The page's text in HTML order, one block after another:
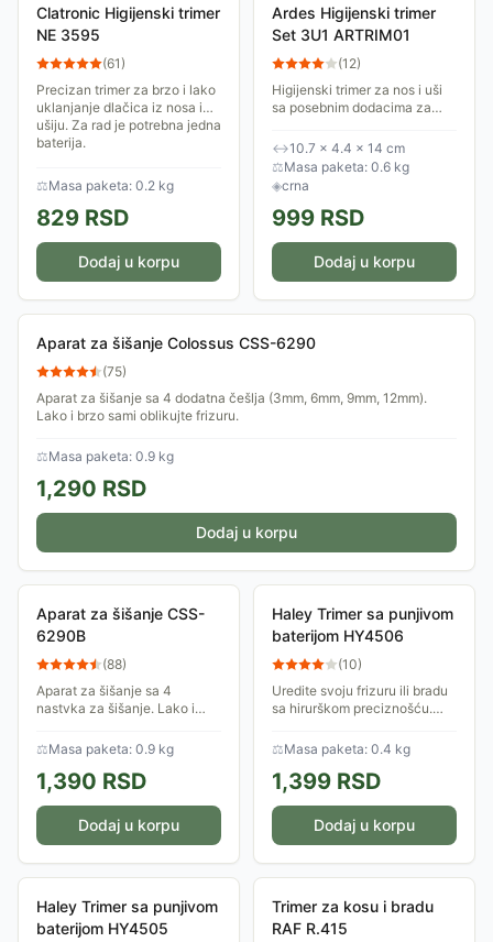
Clatronic Higijenski trimer
NE 3595
(61)
Precizan trimer za brzo i lako
uklanjanje dlačica iz nosa i
ušiju. Za rad je potrebna jedna
baterija.
⚖Masa paketa: 0.2 kg
829 RSD
Dodaj u korpu
Ardes Higijenski trimer
Set 3U1 ARTRIM01
(12)
Higijenski trimer za nos i uši
sa posebnim dodacima za
lepo i uredno složeni na
stalku koji dolazi uz proizvod.
Tu je...
↔10.7 × 4.4 × 14 cm
⚖Masa paketa: 0.6 kg
◈crna
999 RSD
Dodaj u korpu
Aparat za šišanje Colossus CSS-6290
(75)
Aparat za šišanje sa 4 dodatna češlja (3mm, 6mm, 9mm, 12mm).
Lako i brzo sami oblikujte frizuru.
⚖Masa paketa: 0.9 kg
1,290 RSD
Dodaj u korpu
Aparat za šišanje CSS-
6290B
(88)
Aparat za šišanje sa 4
nastvka za šišanje. Lako i
Aparat ima noževe od visoko-
kvalitetnog čelika.
⚖Masa paketa: 0.9 kg
1,390 RSD
Dodaj u korpu
Haley Trimer sa punjivom
baterijom HY4506
(10)
Uredite svoju frizuru ili bradu
sa hirurškom preciznošću.
je da pruži vrhunske
performanse bez sputavanja
kablovima.
⚖Masa paketa: 0.4 kg
1,399 RSD
Dodaj u korpu
Haley Trimer sa punjivom
baterijom HY4505
Trimer za kosu i bradu
RAF R.415